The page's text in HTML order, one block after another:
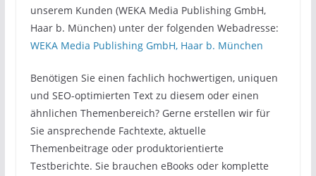
unserem Kunden (WEKA Media Publishing GmbH,
Haar b. München) unter der folgenden Webadresse:
WEKA Media Publishing GmbH, Haar b. München
Benötigen Sie einen fachlich hochwertigen, uniquen
und SEO-optimierten Text zu diesem oder einen
ähnlichen Themenbereich? Gerne erstellen wir für
Sie ansprechende Fachtexte, aktuelle
Themenbeitrage oder produktorientierte
Testberichte. Sie brauchen eBooks oder komplette